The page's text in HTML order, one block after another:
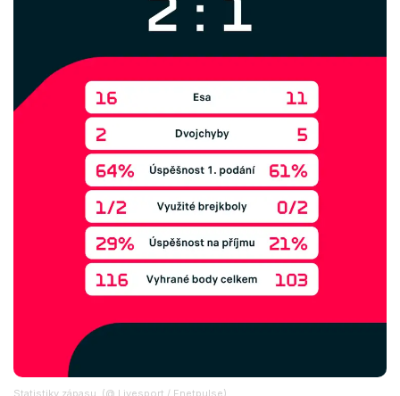
Statistiky zápasu. (@ Livesport / Enetpulse)